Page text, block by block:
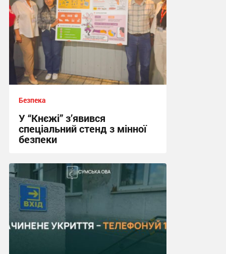
Безпека
У “Кнєжі” з’явився
спеціальний стенд з мінної
безпеки
17:24, 14.07.2026